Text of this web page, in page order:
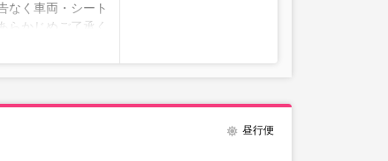
なく車両・シート
らかじめご了承く
昼行便